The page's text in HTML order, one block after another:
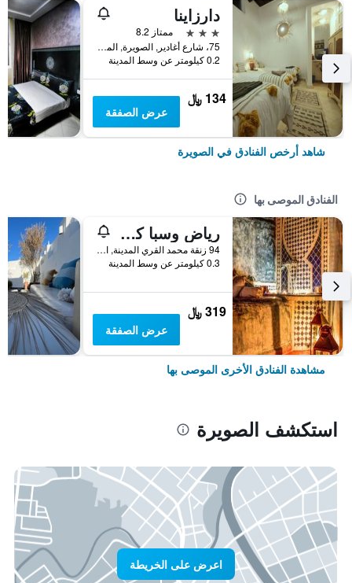
دارزاينا
3 نجوم
ممتاز 8.2
75، شارع أغادير, الصويرة, المغرب
0.2 كيلومتر عن وسط المدينة
134 ﷼
عرض الصفقة
شاهد أرخص الفنادق في الصويرة
الفنادق الموصى بها
رياض وسبا كازا ليلة
94 زنقة محمد القري المدينة, الصويرة, المغرب
0.3 كيلومتر عن وسط المدينة
319 ﷼
عرض الصفقة
مشاهدة الفنادق الأخرى الموصى بها
استكشف الصويرة
اعرض على الخريطة